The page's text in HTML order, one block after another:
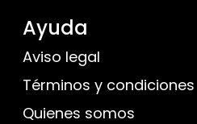
Ayuda
Aviso legal
Términos y condiciones
Quienes somos